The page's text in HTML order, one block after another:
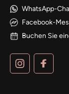
WhatsApp-
Facebook-
Buchen Sie